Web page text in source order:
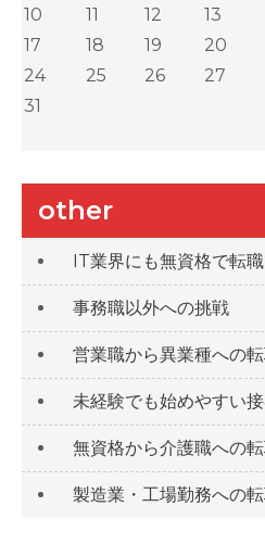
10
11 12 13
17
18 19 20
24
25 26 27
31
other
IT業界にも無資格で転
事務職以外への挑戦
営業職から異業種への
未経験でも始めやすい
無資格から介護職への
製造業・工場勤務への